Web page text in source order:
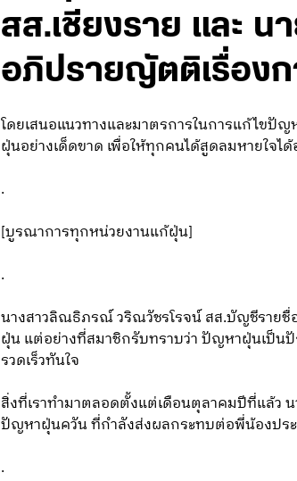
สส.เชียงราย และ
อภิปรายญัตติเรื่อง
โดยเสนอแนวทางและมาตรการในการแก้ไขปั
ฝุ่นอย่างเด็ดขาด เพื่อให้ทุกคนได้สูดลมหายใจไ
.
[บูรณาการทุกหน่วยงานแก้ฝุ่น]
.
นางสาวลิณธิภรณ์ วริณวัชรโรจน์ สส.บัญชีราย
ฝุ่น แต่อย่างที่สมาชิกรับทราบว่า ปัญหาฝุ่นเป็นปั
รวดเร็วทันใจ
สิ่งที่เราทำมาตลอดตั้งแต่เดือนตุลาคมปีที่แล้ว
ปัญหาฝุ่นควัน ที่กำลังส่งผลกระทบต่อพี่น้องปร
.